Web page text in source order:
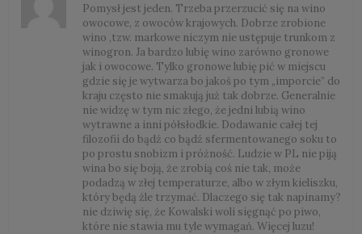
Pomysł jest jeden. Trzeba przerzucić się na wino
owocowe, z owoców krajowych. Dobrze zrobione
wino ,tzw. markowe niczym nie ustępuje trunkom z
winogron. Ja bardzo lubię wino zarówno gronowe
jak i owocowe. Tylko gronowe lubię pić w miejscu
gdzie się je wytwarza bo jakoś po tym „imporcie” do
kraju często nie smakują już tak dobrze. Generalnie
nie widzę w tym nic złego, że jedni lubią wino
wytrawne a inni półsłodkie. Dodawanie całej tej
filozofii do bądź co bądź sfermentowanego soku to
po prostu snobizm i próżność. Ludzie w PL nie piją
wina bo się boją, że zrobią coś nie tak, może
podadzą w złej temperaturze, albo w złym kieliszku,
który będą źle trzymać. Dlaczego się tak napinamy?
nie dziwię się, że Kowalski woli sięgnąć po piwo,
które nie stawia mu tyle wymagań. Więcej luzu!